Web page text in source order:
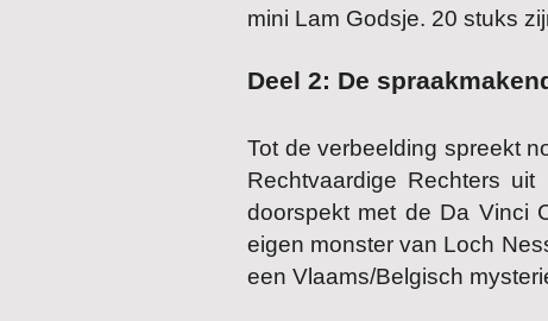
mini Lam Godsje. 20 stuks
Deel 2: De
Tot de verbeelding spreekt
Rechtvaardige Rechters
doorspekt met de Da Vinci
eigen monster van Loch
een Vlaams/Belgisch